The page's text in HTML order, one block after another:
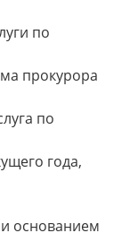
по
прокурора
по
года,
основанием